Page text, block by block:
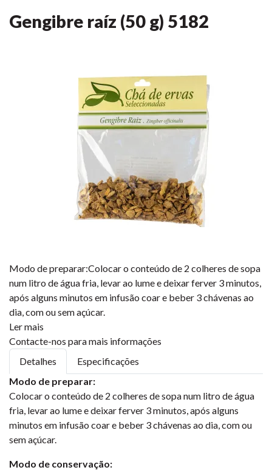
Gengibre raíz (50 g) 5182
Modo de preparar:Colocar o conteúdo de 2 colheres de sopa
num litro de água fria, levar ao lume e deixar ferver 3 minutos,
após alguns minutos em infusão coar e beber 3 chávenas ao
dia, com ou sem açúcar.
Ler mais
Contacte-nos para mais informações
Detalhes
Especificações
Modo de preparar:
Colocar o conteúdo de 2 colheres de sopa num litro de água
fria, levar ao lume e deixar ferver 3 minutos, após alguns
minutos em infusão coar e beber 3 chávenas ao dia, com ou
sem açúcar.
Modo de conservação: